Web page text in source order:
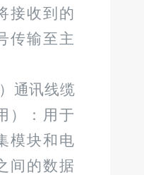
接收到的
传输至主
）通讯线缆
）：用于
模块和电
间的数据